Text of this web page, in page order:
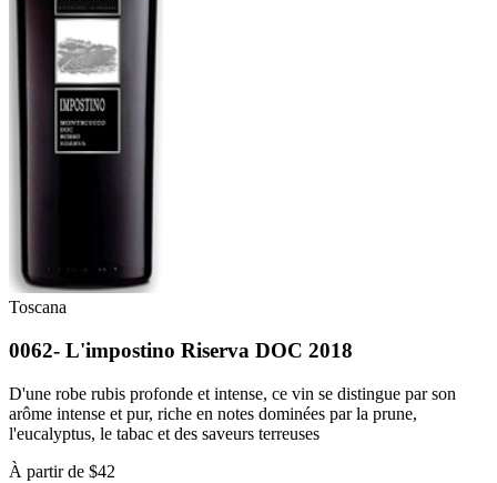
Toscana
0062- L'impostino Riserva DOC 2018
D'une robe rubis profonde et intense, ce vin se distingue par son
arôme intense et pur, riche en notes dominées par la prune,
l'eucalyptus, le tabac et des saveurs terreuses
À partir de $42